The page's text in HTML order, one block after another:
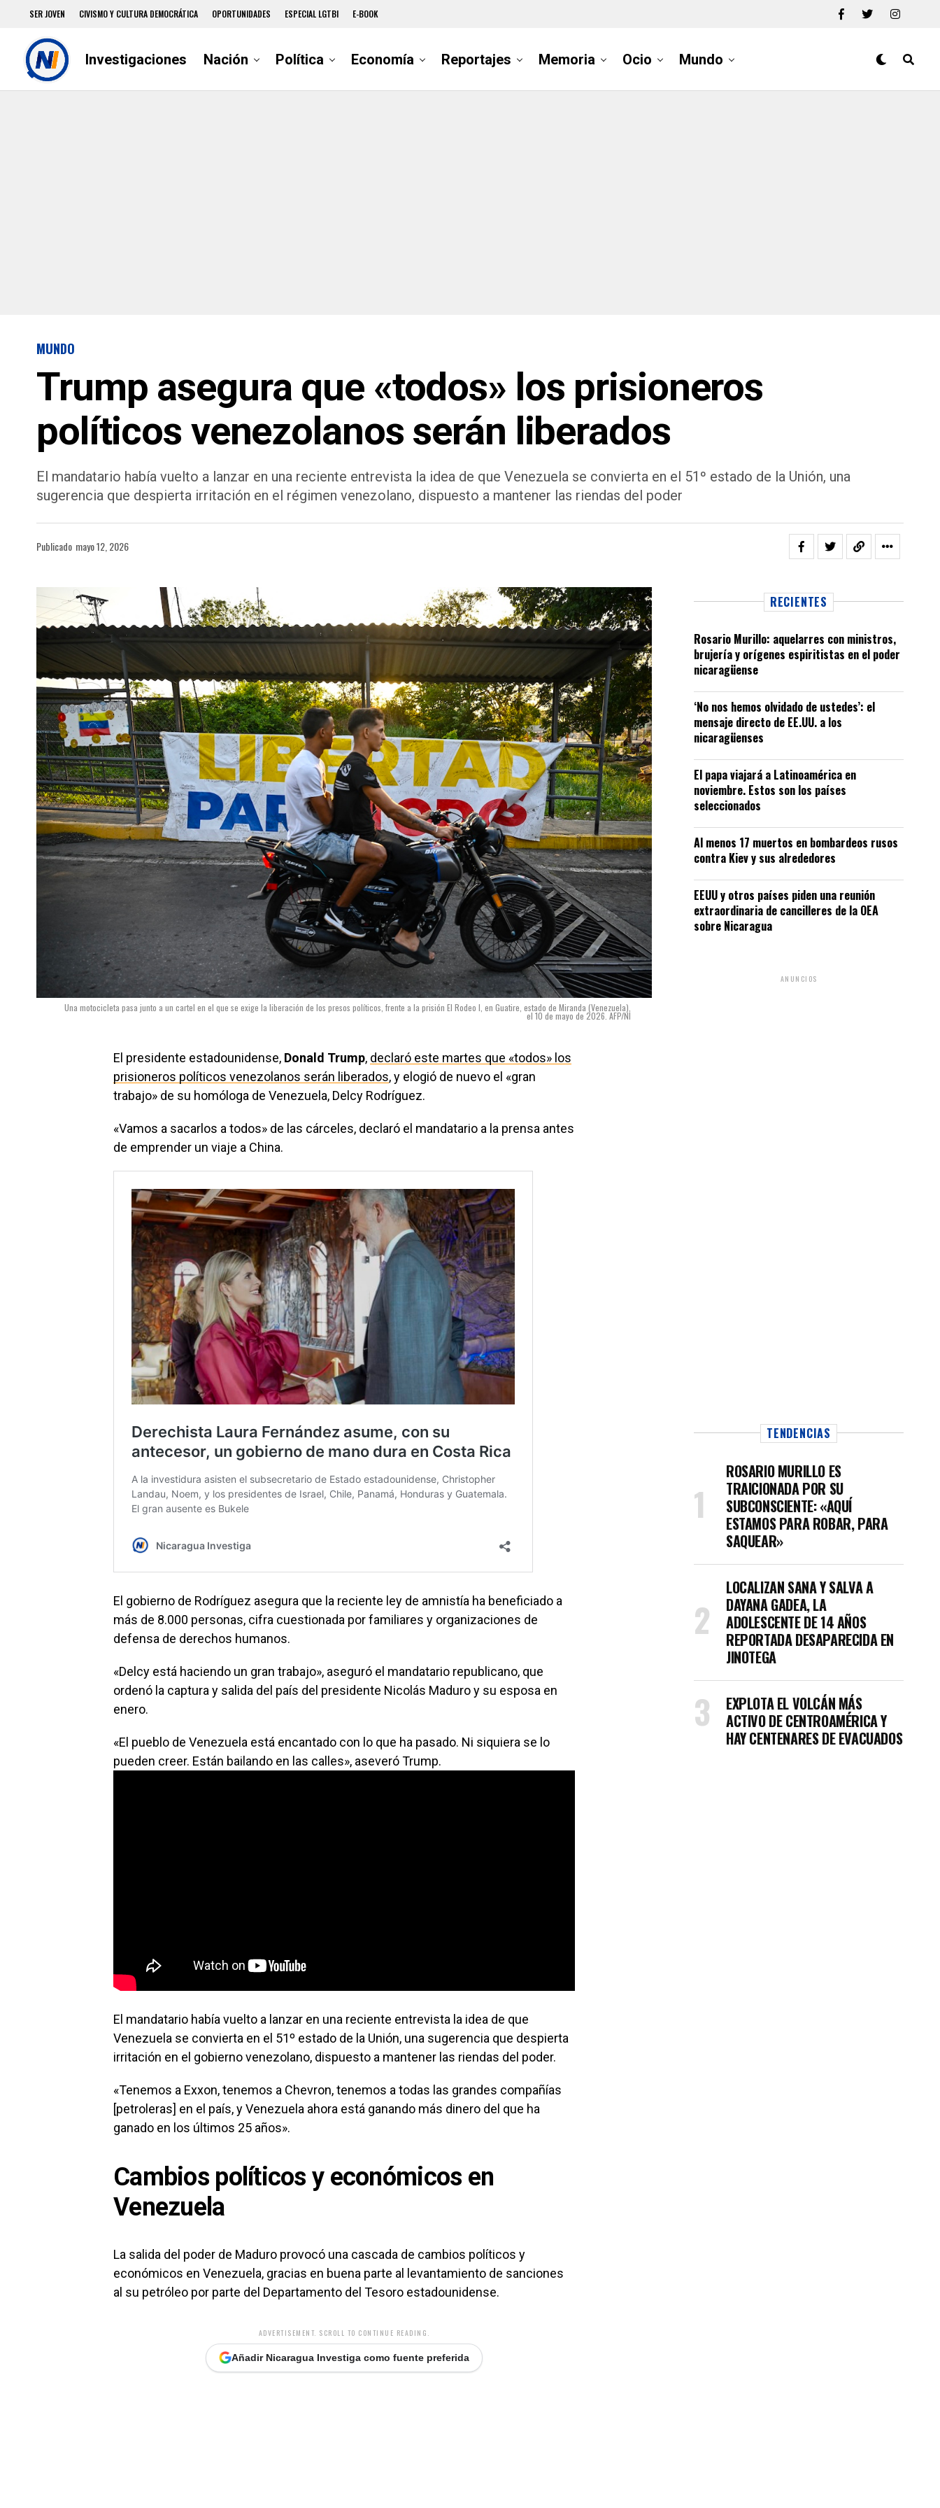
SER JOVEN CIVISMO Y CULTURA DEMOCRÁTICA OPORTUNIDADES ESPECIAL LGTBI E-BOOK
Investigaciones Nación Política Economía Reportajes Memoria Ocio Mundo
MUNDO
Trump asegura que «todos» los prisioneros
políticos venezolanos serán liberados
El mandatario había vuelto a lanzar en una reciente entrevista la idea de que Venezuela se convierta en el 51º estado de la Unión, una
sugerencia que despierta irritación en el régimen venezolano, dispuesto a mantener las riendas del poder
Publicado mayo 12, 2026
Una motocicleta pasa junto a un cartel en el que se exige la liberación de los presos políticos, frente a la prisión El Rodeo I, en Guatire, estado de Miranda (Venezuela),
el 10 de mayo de 2026. AFP/NI
El presidente estadounidense, Donald Trump, declaró este martes que «todos» los
prisioneros políticos venezolanos serán liberados, y elogió de nuevo el «gran
trabajo» de su homóloga de Venezuela, Delcy Rodríguez.
«Vamos a sacarlos a todos» de las cárceles, declaró el mandatario a la prensa antes
de emprender un viaje a China.
El gobierno de Rodríguez asegura que la reciente ley de amnistía ha beneficiado a
más de 8.000 personas, cifra cuestionada por familiares y organizaciones de
defensa de derechos humanos.
«Delcy está haciendo un gran trabajo», aseguró el mandatario republicano, que
ordenó la captura y salida del país del presidente Nicolás Maduro y su esposa en
enero.
«El pueblo de Venezuela está encantado con lo que ha pasado. Ni siquiera se lo
pueden creer. Están bailando en las calles», aseveró Trump.
El mandatario había vuelto a lanzar en una reciente entrevista la idea de que
Venezuela se convierta en el 51º estado de la Unión, una sugerencia que despierta
irritación en el gobierno venezolano, dispuesto a mantener las riendas del poder.
«Tenemos a Exxon, tenemos a Chevron, tenemos a todas las grandes compañías
[petroleras] en el país, y Venezuela ahora está ganando más dinero del que ha
ganado en los últimos 25 años».
Cambios políticos y económicos en
Venezuela
La salida del poder de Maduro provocó una cascada de cambios políticos y
económicos en Venezuela, gracias en buena parte al levantamiento de sanciones
al su petróleo por parte del Departamento del Tesoro estadounidense.
ADVERTISEMENT. SCROLL TO CONTINUE READING.
Añadir Nicaragua Investiga como fuente preferida
RECIENTES
Rosario Murillo: aquelarres con ministros,
brujería y orígenes espiritistas en el poder
nicaragüense
‘No nos hemos olvidado de ustedes’: el
mensaje directo de EE.UU. a los
nicaragüenses
El papa viajará a Latinoamérica en
noviembre. Estos son los países
seleccionados
Al menos 17 muertos en bombardeos rusos
contra Kiev y sus alrededores
EEUU y otros países piden una reunión
extraordinaria de cancilleres de la OEA
sobre Nicaragua
ANUNCIOS
TENDENCIAS
ROSARIO MURILLO ES
TRAICIONADA POR SU
SUBCONSCIENTE: «AQUÍ
ESTAMOS PARA ROBAR, PARA
SAQUEAR»
LOCALIZAN SANA Y SALVA A
DAYANA GADEA, LA
ADOLESCENTE DE 14 AÑOS
REPORTADA DESAPARECIDA EN
JINOTEGA
EXPLOTA EL VOLCÁN MÁS
ACTIVO DE CENTROAMÉRICA Y
HAY CENTENARES DE EVACUADOS